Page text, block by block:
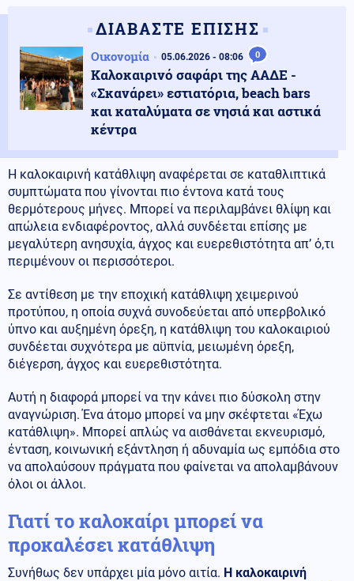
ΔΙΑΒΑΣΤΕ ΕΠΙΣΗΣ
Οικονομία 05.06.2026 - 08:06 0
Καλοκαιρινό σαφάρι της ΑΑΔΕ -
«Σκανάρει» εστιατόρια, beach bars
και καταλύματα σε νησιά και αστικά
κέντρα
Η καλοκαιρινή κατάθλιψη αναφέρεται σε καταθλιπτικά
συμπτώματα που γίνονται πιο έντονα κατά τους
θερμότερους μήνες. Μπορεί να περιλαμβάνει θλίψη και
απώλεια ενδιαφέροντος, αλλά συνδέεται επίσης με
μεγαλύτερη ανησυχία, άγχος και ευερεθιστότητα απ’ ό,τι
περιμένουν οι περισσότεροι.
Σε αντίθεση με την εποχική κατάθλιψη χειμερινού
προτύπου, η οποία συχνά συνοδεύεται από υπερβολικό
ύπνο και αυξημένη όρεξη, η κατάθλιψη του καλοκαιριού
συνδέεται συχνότερα με αϋπνία, μειωμένη όρεξη,
διέγερση, άγχος και ευερεθιστότητα.
Αυτή η διαφορά μπορεί να την κάνει πιο δύσκολη στην
αναγνώριση. Ένα άτομο μπορεί να μην σκέφτεται «Έχω
κατάθλιψη». Μπορεί απλώς να αισθάνεται εκνευρισμό,
ένταση, κοινωνική εξάντληση ή αδυναμία ως εμπόδια στο
να απολαύσουν πράγματα που φαίνεται να απολαμβάνουν
όλοι οι άλλοι.
Γιατί το καλοκαίρι μπορεί να
προκαλέσει κατάθλιψη
Συνήθως δεν υπάρχει μία μόνο αιτία. Η καλοκαιρινή